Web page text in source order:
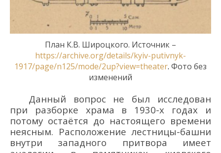
План К.В. Широцкого. Источник –
https://archive.org/details/kyiv-putivnyk-
1917/page/n125/mode/2up?view=theater. Фото без
изменений
Данный вопрос не был исследован
при разборке храма в 1930-х годах и
потому остаётся до настоящего времени
неясным. Расположение лестницы-башни
внутри западного притвора имеет